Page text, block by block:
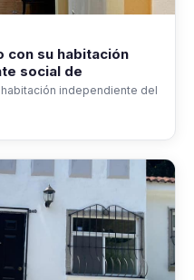
con su habitación
social de
independiente del